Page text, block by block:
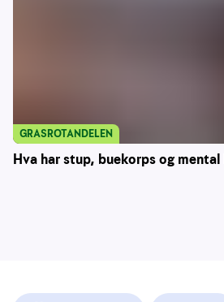
Hva har stup, buekorps og
GRASROTANDELEN